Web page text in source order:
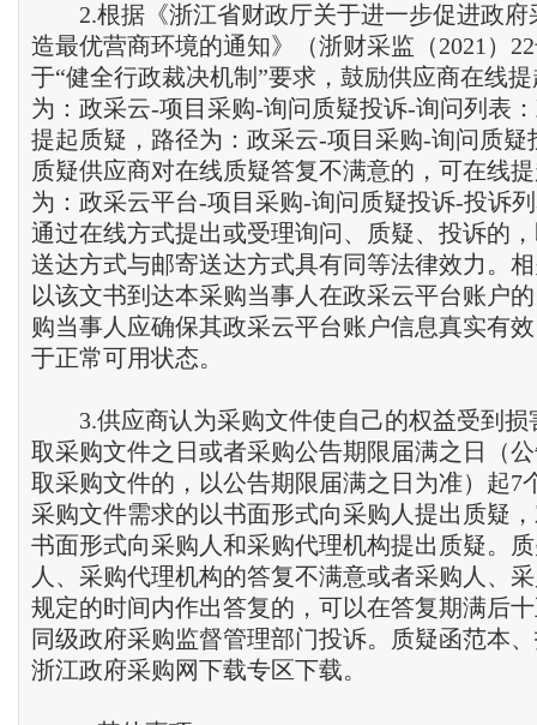
2.根据《浙江省财政厅关于进一步促进政府
造最优营商环境的通知》（浙财采监（2021）
于“健全行政裁决机制”要求，鼓励供应商在线
为：政采云-项目采购-询问质疑投诉-询问列表
提起质疑，路径为：政采云-项目采购-询问质疑
质疑供应商对在线质疑答复不满意的，可在线
为：政采云平台-项目采购-询问质疑投诉-投诉
通过在线方式提出或受理询问、质疑、投诉的
送达方式与邮寄送达方式具有同等法律效力。
以该文书到达本采购当事人在政采云平台账户
购当事人应确保其政采云平台账户信息真实有
于正常可用状态。
3.供应商认为采购文件使自己的权益受到损
取采购文件之日或者采购公告期限届满之日（
取采购文件的，以公告期限届满之日为准）起7
采购文件需求的以书面形式向采购人提出质疑
书面形式向采购人和采购代理机构提出质疑。
人、采购代理机构的答复不满意或者采购人、
规定的时间内作出答复的，可以在答复期满后
同级政府采购监督管理部门投诉。质疑函范本
浙江政府采购网下载专区下载。